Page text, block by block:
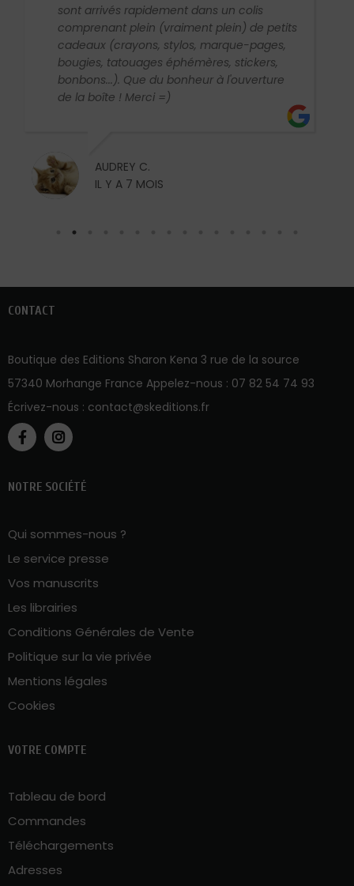
sont arrivés rapidement dans un colis
comprenant plein (vraiment plein) de petits
cadeaux (crayons, stylos, marque-pages,
bougies, tatouages éphémères, stickers,
bonbons...). Que du bonheur à l'ouverture
de la boîte ! Merci =)
AUDREY C.
IL Y A 7 MOIS
CONTACT
Boutique des Editions Sharon Kena 3 rue de la source
57340 Morhange France Appelez-nous : 07 82 54 74 93
Écrivez-nous : contact@skeditions.fr
NOTRE SOCIÉTÉ
Qui sommes-nous ?
Le service presse
Vos manuscrits
Les librairies
Conditions Générales de Vente
Politique sur la vie privée
Mentions légales
Cookies
VOTRE COMPTE
Tableau de bord
Commandes
Téléchargements
Adresses